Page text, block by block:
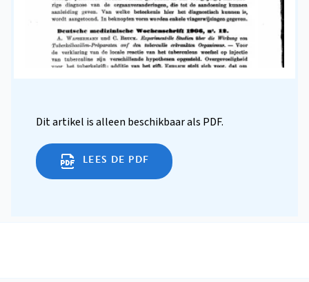
Dit artikel is alleen beschikbaar als PDF.
LEES DE PDF